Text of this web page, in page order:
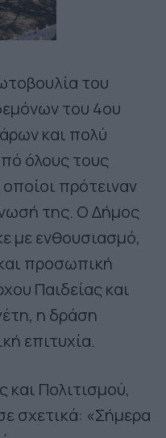
του
του 4ου
και πολύ
όλους τους
πρότειναν
της. Ο Δήμος
με ενθουσιασμό,
προσωπική
Παιδείας και
η δράση
επιτυχία.
και Πολιτισμού,
σχετικά: «Σήμερα